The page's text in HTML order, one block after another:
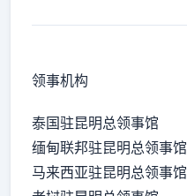
领事机构
泰国驻昆明总领事馆
缅甸联邦驻昆明总领事馆
马来西亚驻昆明总领事馆